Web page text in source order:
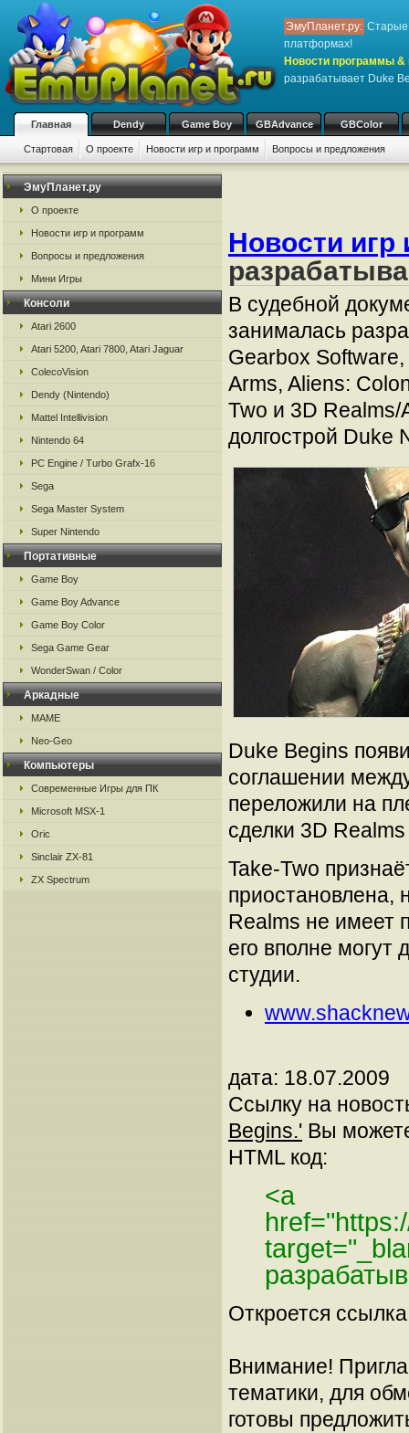
ЭмуПланет.ру: Старые
платформах!
Новости программы &
разрабатывает Duke
Главная Dendy Game Boy GBAdvance GBColor
Стартовая О проекте Новости игр и программ Вопросы и предложения
ЭмуПланет.ру
О проекте
Новости игр и программ
Вопросы и предложения
Мини Игры
Консоли
Atari 2600
Atari 5200, Atari 7800, Atari Jaguar
ColecoVision
Dendy (Nintendo)
Mattel Intellivision
Nintendo 64
PC Engine / Turbo Grafx-16
Sega
Sega Master System
Super Nintendo
Портативные
Game Boy
Game Boy Advance
Game Boy Color
Sega Game Gear
WonderSwan / Color
Аркадные
MAME
Neo-Geo
Компьютеры
Современные Игры для ПК
Microsoft MSX-1
Oric
Sinclair ZX-81
ZX Spectrum
Новости игр
В судебной
занималась
Gearbox
Arms, Aliens:
Two и 3D Realms/
долгострой Duke
Duke Begins
соглашении
переложили на
сделки 3D
Take-Two
приостановлена,
Realms не имеет
его вполне могут
студии.
дата: 18.07.2009
Ссылку на
Begins.' Вы
HTML код:
<a
Откроется
Внимание!
тематики, для
готовы